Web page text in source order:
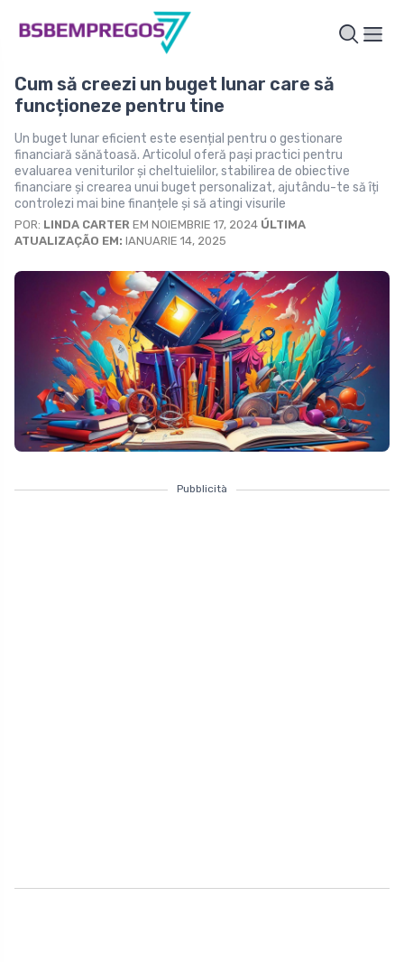
Cum să creezi un buget lunar care să
funcționeze pentru tine
Un buget lunar eficient este esențial pentru o gestionare
financiară sănătoasă. Articolul oferă pași practici pentru
evaluarea veniturilor și cheltuielilor, stabilirea de obiective
financiare și crearea unui buget personalizat, ajutându-te să îți
controlezi mai bine finanțele și să atingi visurile
POR: LINDA CARTER EM NOIEMBRIE 17, 2024 ÚLTIMA
ATUALIZAÇÃO EM: IANUARIE 14, 2025
Pubblicità